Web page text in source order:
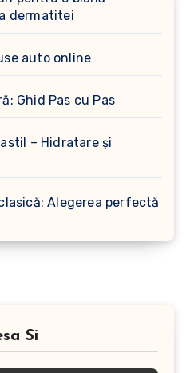
dermatitei
auto online
Ghid Pas cu Pas
– Hidratare și
Alegerea perfectă
Si